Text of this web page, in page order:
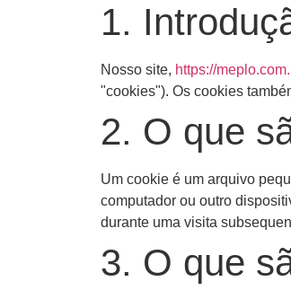
1.
Nosso site, https://
"cookies"). Os cookies
2. O que
Um cookie é um arquivo
computador ou outro
durante uma visita
3. O que